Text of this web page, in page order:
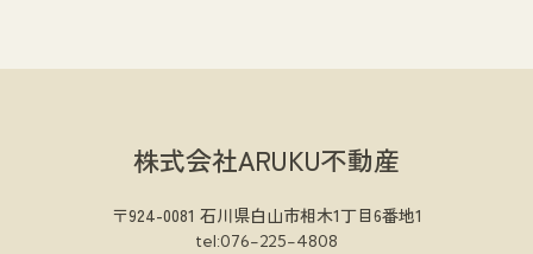
株式会社ARUKU不動産
〒924-0081 石川県白山市相木1丁目6番地1
tel:076-225-4808